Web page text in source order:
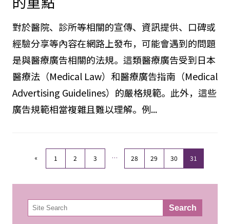
對於醫院、診所等相關的宣傳、資訊提供、口碑或
經驗分享等內容在網路上發布，可能會遇到的問題
是與醫療廣告相關的法規。這類醫療廣告受到日本
醫療法（Medical Law）和醫療廣告指南（Medical
Advertising Guidelines）的嚴格規範。此外，這些
廣告規範相當複雜且難以理解。例...
« 1 2 3 … 28 29 30 31
検
索 Search